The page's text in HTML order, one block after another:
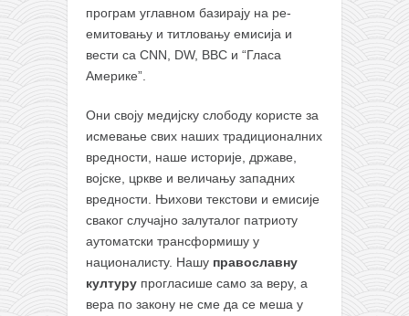
програм углавном базирају на ре-
емитовању и титловању емисија и
вести са CNN, DW, BBC и “Гласа
Америке”.
Они своју медијску слободу користе за
исмевање свих наших традиционалних
вредности, наше историје, државе,
војске, цркве и величању западних
вредности. Њихови текстови и емисије
сваког случајно залуталог патриоту
аутоматски трансформишу у
националисту. Нашу православну
културу прогласише само за веру, а
вера по закону не сме да се меша у